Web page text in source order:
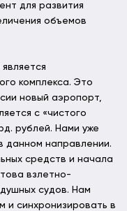
для развития
объемов
комплекса. Это
новый аэропорт,
с «чистого
рублей. Нами уже
данном направлении.
средств и начала
взлетно-
судов. Нам
и синхронизировать в